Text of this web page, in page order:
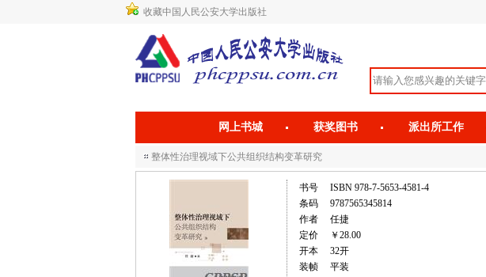
收藏中国人民公安大学出版社
网上书城 获奖图书 派出所工作
整体性治理视域下公共组织结构变革研究
书号
ISBN 978-7-5653-4581-4
条码
9787565345814
作者
任捷
定价
￥28.00
开本
32开
装帧
平装